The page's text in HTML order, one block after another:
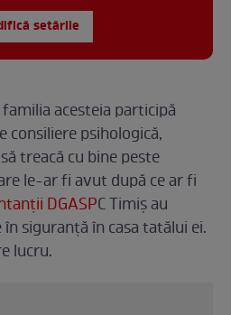
setările
acesteia participă
consiliere psihologică,
treacă cu bine peste
le-ar fi avut după ce ar fi
DGASPC Timiș au
siguranță în casa tatălui ei.
lucru.